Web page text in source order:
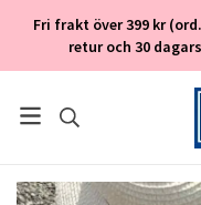
Fri frakt över 399 kr
retur och 30